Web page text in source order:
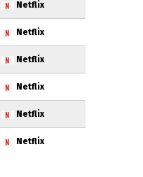
Netflix
Netflix
Netflix
Netflix
Netflix
Netflix